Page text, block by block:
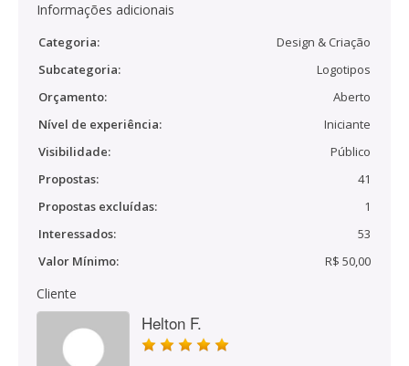
Informações adicionais
Categoria:
Design & Criação
Subcategoria:
Logotipos
Orçamento:
Aberto
Nível de experiência:
Iniciante
Visibilidade:
Público
Propostas:
41
Propostas excluídas:
1
Interessados:
53
Valor Mínimo:
R$ 50,00
Cliente
Helton F.